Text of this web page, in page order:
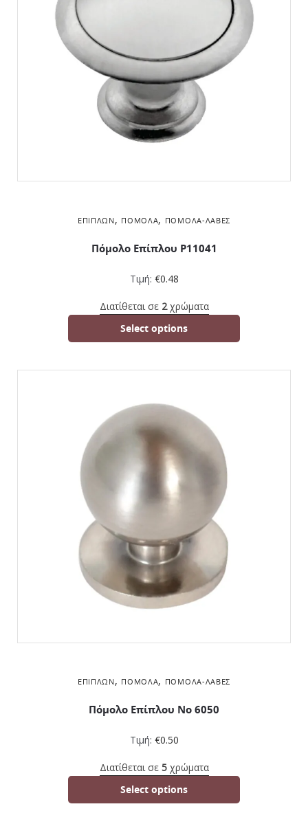
ΕΠΊΠΛΩΝ, ΠΌΜΟΛΑ, ΠΌΜΟΛΑ-ΛΑΒΈΣ
Πόμολο Επίπλου P11041
Τιμή: €0.48
Διατίθεται σε 2χρώματα
Select options
ΕΠΊΠΛΩΝ, ΠΌΜΟΛΑ, ΠΌΜΟΛΑ-ΛΑΒΈΣ
Πόμολο Επίπλου No 6050
Τιμή: €0.50
Διατίθεται σε 5χρώματα
Select options